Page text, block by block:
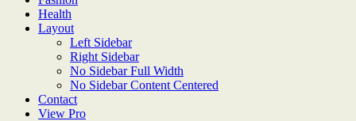
Health
Layout
Left Sidebar
Right Sidebar
No Sidebar Full Width
No Sidebar Content Centered
Contact
View Pro